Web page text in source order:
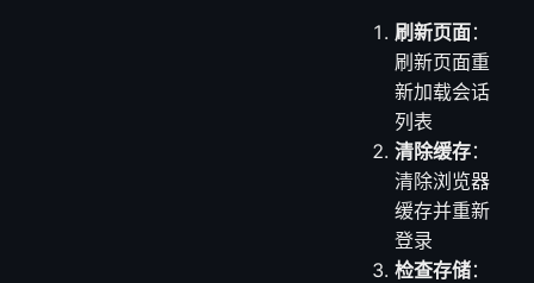
刷新页面：
刷新页面重
新加载会话
列表
清除缓存：
清除浏览器
缓存并重新
登录
检查存储：